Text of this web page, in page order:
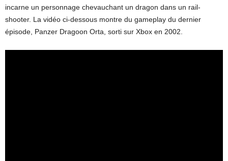
incarne un personnage chevauchant un dragon dans un rail-
shooter. La vidéo ci-dessous montre du gameplay du dernier
épisode, Panzer Dragoon Orta, sorti sur Xbox en 2002.